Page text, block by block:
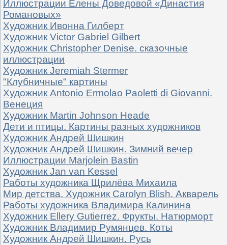
Иллюстрации Елены Доведовой «Династия
Романовых»
Художник Ивонна Гилберт
Художник Victor Gabriel Gilbert
Художник Christopher Denise. сказочные
иллюстрации
Художник Jeremiah Stermer
"Клубничные" картины
Художник Antonio Ermolao Paoletti di Giovanni.
Венеция
Художник Martin Johnson Heade
Дети и птицы. Картины разных художников
Художник Андрей Шишкин
Художник Андрей Шишкин. Зимний вечер
Иллюстрации Marjolein Bastin
Художник Jan van Kessel
Работы художника Щрилёва Михаила
Мир детства. Художник Carolyn Blish. Акварель
Работы художника Владимира Калинина
Художник Ellery Gutierrez. Фрукты. Натюрморт
Художник Владимир Румянцев. Коты
Художник Андрей Шишкин. Русь